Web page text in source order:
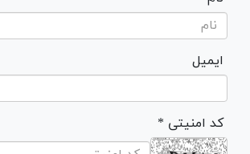
ایمیل
* کد امنیتی